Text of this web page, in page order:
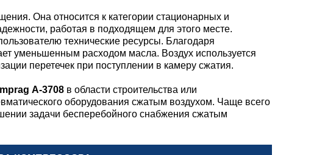
Она относится к категории стационарных и
работая в подходящем для этого месте.
технические ресурсы. Благодаря
уменьшенным расходом масла. Воздух используется
перетечек при поступлении в камеру сжатия.
А-3708 в области строительства или
оборудования сжатым воздухом. Чаще всего
задачи бесперебойного снабжения сжатым